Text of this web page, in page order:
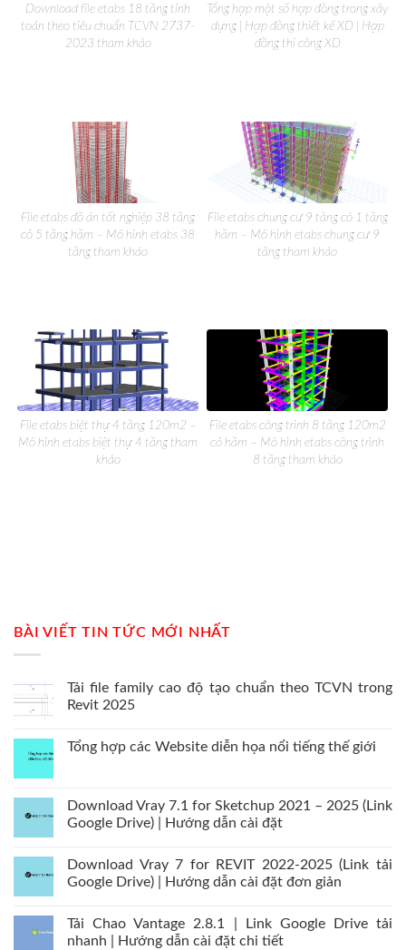
Download file etabs 18 tầng tính
toán theo tiêu chuẩn TCVN 2737-
2023 tham khảo
Tổng hợp một số hợp đồng trong xây
dựng | Hợp đồng thiết kế XD | Hợp
đồng thi công XD
File etabs đồ án tốt nghiệp 38 tầng
có 5 tầng hầm – Mô hình etabs 38
tầng tham khảo
File etabs chung cư 9 tầng có 1 tầng
hầm – Mô hình etabs chung cư 9
tầng tham khảo
File etabs biệt thự 4 tầng 120m2 –
Mô hình etabs biệt thự 4 tầng tham
khảo
File etabs công trình 8 tầng 120m2
có hầm – Mô hình etabs công trình
8 tầng tham khảo
BÀI VIẾT TIN TỨC MỚI NHẤT
Tải file family cao độ tạo chuẩn theo TCVN trong
Revit 2025
Tổng hợp các Website diễn họa nổi tiếng thế giới
Download Vray 7.1 for Sketchup 2021 – 2025 (Link
Google Drive) | Hướng dẫn cài đặt
Download Vray 7 for REVIT 2022-2025 (Link tải
Google Drive) | Hướng dẫn cài đặt đơn giản
Tải Chao Vantage 2.8.1 | Link Google Drive tải
nhanh | Hướng dẫn cài đặt chi tiết